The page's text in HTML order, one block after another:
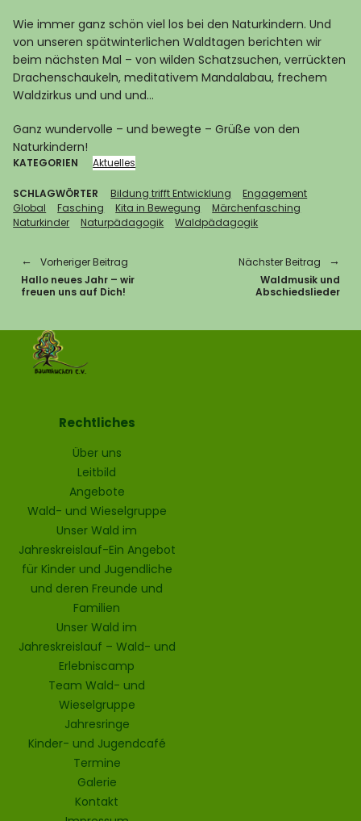
Wie immer ganz schön viel los bei den Naturkindern. Und
von unseren spätwinterlichen Waldtagen berichten wir
beim nächsten Mal – von wilden Schatzsuchen, verrückten
Drachenschaukeln, meditativem Mandalabau, frechem
Waldzirkus und und und…
Ganz wundervolle – und bewegte – Grüße von den
Naturkindern!
KATEGORIEN Aktuelles
SCHLAGWÖRTER Bildung trifft Entwicklung
Engagement
Global
Fasching Kita in Bewegung
Märchenfasching
Naturkinder
Naturpädagogik Waldpädagogik
Vorheriger Beitrag
Hallo neues Jahr – wir
freuen uns auf Dich!
Nächster Beitrag
Waldmusik und
Abschiedslieder
Rechtliches
Über uns
Leitbild
Angebote
Wald- und Wieselgruppe
Unser Wald im
Jahreskreislauf-Ein Angebot
für Kinder und Jugendliche
und deren Freunde und
Familien
Unser Wald im
Jahreskreislauf – Wald- und
Erlebniscamp
Team Wald- und
Wieselgruppe
Jahresringe
Kinder- und Jugendcafé
Termine
Galerie
Kontakt